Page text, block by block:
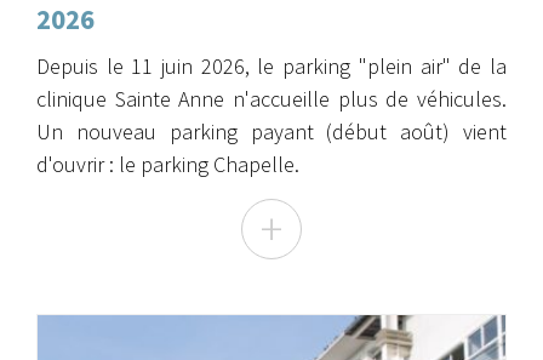
2026
Depuis le 11 juin 2026, le parking "plein air" de la
clinique Sainte Anne n'accueille plus de véhicules.
Un nouveau parking payant (début août) vient
d'ouvrir : le parking Chapelle.
+